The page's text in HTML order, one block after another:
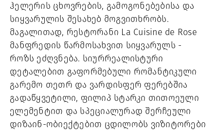
ჰელერის ცხოვრების, გამოგონებებისა და
სიყვარულის შესახებ მოგვითხრობს.
მაგალითად, რესტორანი La Cuisine de Rose
მანფრედის წარმოსახვით სიყვარულს -
როზს ეძღვნება. სიურრეალისტური
დეტალებით გაფორმებული რომანტიკული
გარემო თეთრ და ვარდისფერ ფერებშია
გადაწყვეტილი, ფილიპ სტარკი თითოეული
ელემენტით და სპეციალურად შერჩეული
დიზაინ-ობიექტებით ცდილობს ვიზიტორები